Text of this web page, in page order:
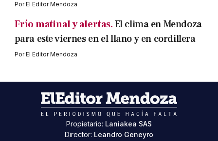
PorEl Editor Mendoza
Frío matinal y alertas.El clima en Mendoza
para este viernes en el llano y en cordillera
PorEl Editor Mendoza
Propietario: Laniakea SAS
Director: Leandro Geneyro